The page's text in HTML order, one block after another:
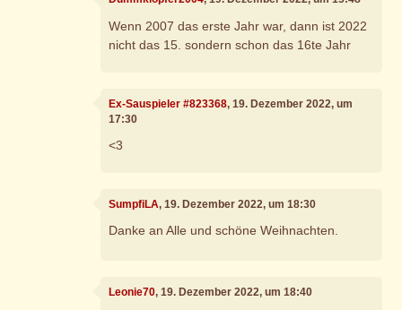
Wenn 2007 das erste Jahr war, dann ist 2022
nicht das 15. sondern schon das 16te Jahr
Ex-Sauspieler #823368, 19. Dezember 2022, um
17:30
<3
SumpfiLA, 19. Dezember 2022, um 18:30
Danke an Alle und schöne Weihnachten.
Leonie70, 19. Dezember 2022, um 18:40